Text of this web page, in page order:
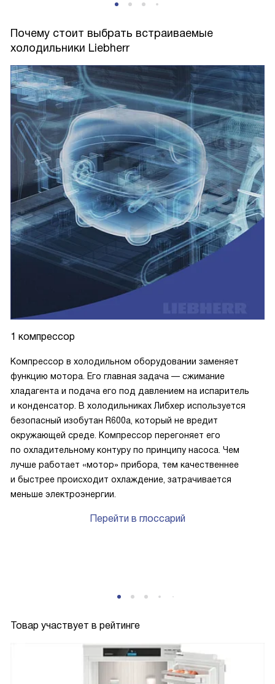
Почему стоит выбрать встраиваемые
холодильники Liebherr
1 компрессор
Компрессор в холодильном оборудовании заменяет
функцию мотора. Его главная задача — сжимание
хладагента и подача его под давлением на испаритель
и конденсатор. В холодильниках Либхер используется
безопасный изобутан R600a, который не вредит
окружающей среде. Компрессор перегоняет его
по охладительному контуру по принципу насоса. Чем
лучше работает «мотор» прибора, тем качественнее
и быстрее происходит охлаждение, затрачивается
меньше электроэнергии.
Перейти в глоссарий
Товар участвует в рейтинге